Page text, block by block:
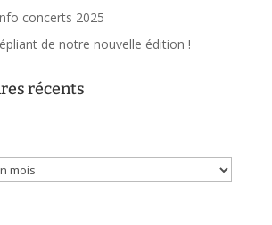
concerts 2025
de notre nouvelle édition !
récents